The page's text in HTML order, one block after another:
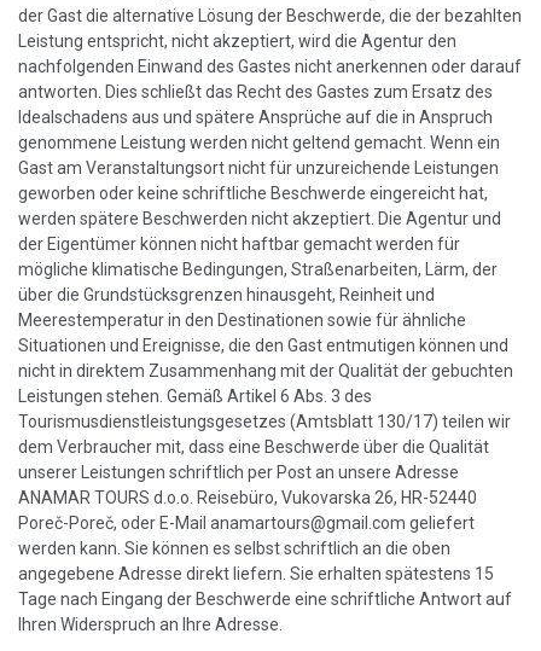
der Gast die alternative Lösung der Beschwerde, die der bezahlten
Leistung entspricht, nicht akzeptiert, wird die Agentur den
nachfolgenden Einwand des Gastes nicht anerkennen oder darauf
antworten. Dies schließt das Recht des Gastes zum Ersatz des
Idealschadens aus und spätere Ansprüche auf die in Anspruch
genommene Leistung werden nicht geltend gemacht. Wenn ein
Gast am Veranstaltungsort nicht für unzureichende Leistungen
geworben oder keine schriftliche Beschwerde eingereicht hat,
werden spätere Beschwerden nicht akzeptiert. Die Agentur und
der Eigentümer können nicht haftbar gemacht werden für
mögliche klimatische Bedingungen, Straßenarbeiten, Lärm, der
über die Grundstücksgrenzen hinausgeht, Reinheit und
Meerestemperatur in den Destinationen sowie für ähnliche
Situationen und Ereignisse, die den Gast entmutigen können und
nicht in direktem Zusammenhang mit der Qualität der gebuchten
Leistungen stehen. Gemäß Artikel 6 Abs. 3 des
Tourismusdienstleistungsgesetzes (Amtsblatt 130/17) teilen wir
dem Verbraucher mit, dass eine Beschwerde über die Qualität
unserer Leistungen schriftlich per Post an unsere Adresse
ANAMAR TOURS d.o.o. Reisebüro, Vukovarska 26, HR-52440
Poreč-Poreč, oder E-Mail anamartours@gmail.com geliefert
werden kann. Sie können es selbst schriftlich an die oben
angegebene Adresse direkt liefern. Sie erhalten spätestens 15
Tage nach Eingang der Beschwerde eine schriftliche Antwort auf
Ihren Widerspruch an Ihre Adresse.